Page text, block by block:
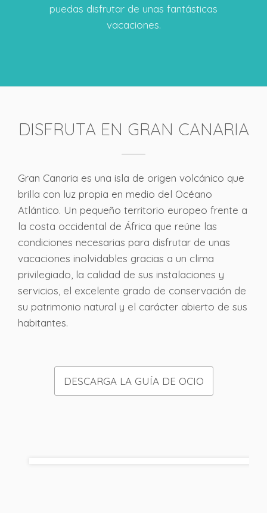
puedas disfrutar de unas fantásticas
vacaciones.
DISFRUTA EN GRAN CANARIA
Gran Canaria es una isla de origen volcánico que
brilla con luz propia en medio del Océano
Atlántico. Un pequeño territorio europeo frente a
la costa occidental de África que reúne las
condiciones necesarias para disfrutar de unas
vacaciones inolvidables gracias a un clima
privilegiado, la calidad de sus instalaciones y
servicios, el excelente grado de conservación de
su patrimonio natural y el carácter abierto de sus
habitantes.
DESCARGA LA GUÍA DE OCIO